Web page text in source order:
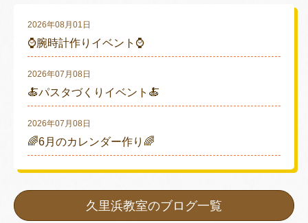
2026年08月01日
⌚腕時計作りイベント⌚
2026年07月08日
🍝パスタづくりイベント🍝
2026年07月08日
🌈6月のカレンダー作り🌈
久里浜教室のブログ一覧